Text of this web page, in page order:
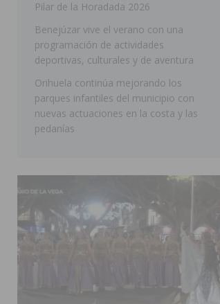
Pilar de la Horadada 2026
Benejúzar vive el verano con una
programación de actividades
deportivas, culturales y de aventura
Orihuela continúa mejorando los
parques infantiles del municipio con
nuevas actuaciones en la costa y las
pedanías